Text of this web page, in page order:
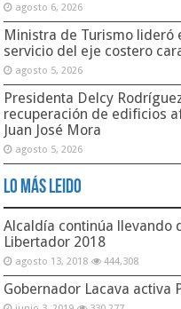
agosto 6, 2026
Ministra de Turismo lideró
servicio del eje costero
agosto 5, 2026
Presidenta Delcy
recuperación de edificios
Juan José Mora
agosto 5, 2026
Lo Más Leido
Alcaldía continúa llevando
Libertador 2018
agosto 13, 2018 444,308
Gobernador Lacava activa